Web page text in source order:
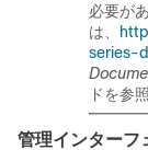
必要が
は、
series-
ドを参
管理インターフ